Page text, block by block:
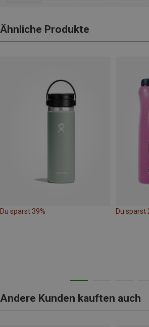
Ähnliche Produkte
Du sparst 39% Du sparst
Andere Kunden kauften auch